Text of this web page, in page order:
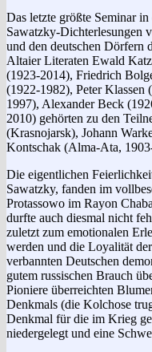
Das letzte größte Seminar
Sawatzky-Dichterlesungen
und den deutschen Dörfern
Altaier Literaten Ewald
(1923-2014), Friedrich
(1922-1982), Peter
1997), Alexander Beck
2010) gehörten zu den
(Krasnojarsk), Johann
Kontschak (Alma-Ata,
Die eigentlichen
Sawatzky, fanden im
Protassowo im Rayon
durfte auch diesmal nicht
zuletzt zum emotionalen
werden und die Loyalität
verbannten Deutschen
gutem russischen Brauch
Pioniere überreichten
Denkmals (die Kolchose
Denkmal für die im Krieg
niedergelegt und eine